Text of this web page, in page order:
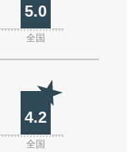
5.0
全国
4.2
全国